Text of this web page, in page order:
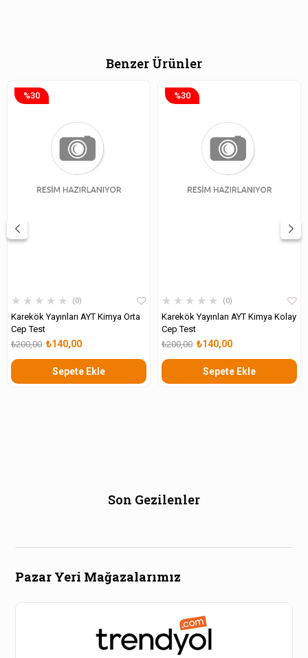
Benzer Ürünler
★ ★ ★ ★ ★ 0
Karekök Yayınları AYT Kimya Orta
Cep Test
₺140,00
₺200,00
Sepete Ekle
%30
★ ★ ★ ★ ★ 0
Karekök Yayınları AYT Kimya Kolay
Cep Test
₺140,00
₺200,00
Sepete Ekle
%30
Son Gezilenler
Pazar Yeri Mağazalarımız